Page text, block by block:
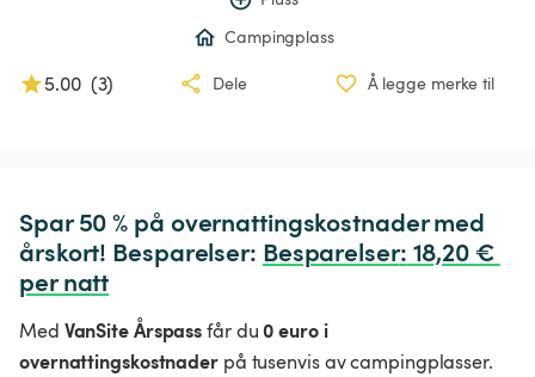
Campingplass
5.00 (3) Dele Å legge merke til
Spar 50 % på overnattingskostnader med
årskort! Besparelser: Besparelser: 18,20 €
per natt
Med VanSite Årspassfår du0 euro i
overnattingskostnaderpå tusenvis av campingplasser.